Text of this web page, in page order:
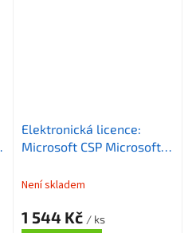
Elektronická licence:
Microsoft CSP Microsoft
předplatné 1 rok,
Není skladem
1 544 Kč / ks